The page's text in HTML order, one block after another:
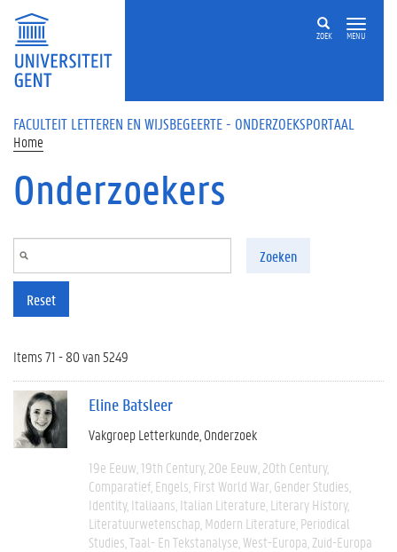
Overslaan en naar de inhoud gaan
ZOEK MENU
FACULTEIT LETTEREN EN WIJSBEGEERTE - ONDERZOEKSPORTAAL
Home
Onderzoekers
Zoeken
Reset
Items 71 - 80 van 5249
Eline Batsleer
Vakgroep Letterkunde Onderzoek
19e Eeuw 19th Century 20e Eeuw 20th Century
Comparatief Engels First World War Gender Studies
Identity Italiaans Italian Literature Literary History
Literatuurwetenschap Modern Literature Periodical
Studies Taal- En Tekstanalyse West-Europa Zuid-Europa